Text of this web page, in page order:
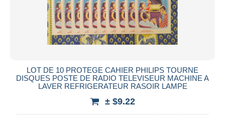
LOT DE 10 PROTEGE CAHIER PHILIPS TOURNE
DISQUES POSTE DE RADIO TELEVISEUR MACHINE A
LAVER REFRIGERATEUR RASOIR LAMPE
± $9.22